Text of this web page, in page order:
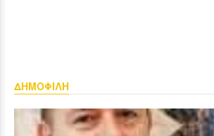
ΔΗΜΟΦΙΛΗ